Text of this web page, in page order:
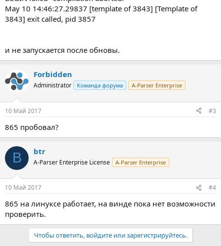
May 10 14:46:27.29837 [template of 3843] [Template of
3843] exit called, pid 3857
и не запускается после обновы.
Forbidden
Administrator Команда форума A-Parser Enterprise
10 Май 2017 #3
865 пробовал?
B btr
A-Parser Enterprise License A-Parser Enterprise
10 Май 2017 #4
865 на линуксе работает, на винде пока нет возможности
проверить.
Чтобы ответить, войдите или зарегистрируйтесь.